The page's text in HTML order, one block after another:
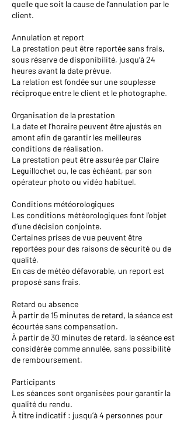
quelle que soit la cause de l’annulation par le
client.
Annulation et report
La prestation peut être reportée sans frais,
sous réserve de disponibilité, jusqu’à 24
heures avant la date prévue.
La relation est fondée sur une souplesse
réciproque entre le client et le photographe.
Organisation de la prestation
La date et l’horaire peuvent être ajustés en
amont afin de garantir les meilleures
conditions de réalisation.
La prestation peut être assurée par Claire
Leguillochet ou, le cas échéant, par son
opérateur photo ou vidéo habituel.
Conditions météorologiques
Les conditions météorologiques font l’objet
d’une décision conjointe.
Certaines prises de vue peuvent être
reportées pour des raisons de sécurité ou de
qualité.
En cas de météo défavorable, un report est
proposé sans frais.
Retard ou absence
À partir de 15 minutes de retard, la séance est
écourtée sans compensation.
À partir de 30 minutes de retard, la séance est
considérée comme annulée, sans possibilité
de remboursement.
Participants
Les séances sont organisées pour garantir la
qualité du rendu.
À titre indicatif : jusqu’à 4 personnes pour